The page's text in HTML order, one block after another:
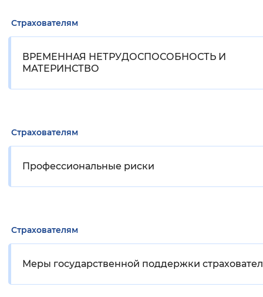
Страхователям
ВРЕМЕННАЯ НЕТРУДОСПОСОБНОСТЬ И
МАТЕРИНСТВО
Страхователям
Профессиональные риски
Страхователям
Меры государственной поддержки